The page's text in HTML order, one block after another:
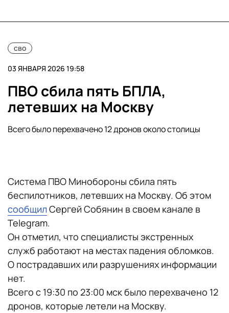
сво
03 ЯНВАРЯ 2026 19:58
ПВО сбила пять БПЛА,
летевших на Москву
Всего было перехвачено 12 дронов около столицы
Система ПВО Минобороны сбила пять
беспилотников, летевших на Москву. Об этом
сообщилСергей Собянин в своем канале в
Telegram.
Он отметил, что специалисты экстренных
служб работают на местах падения обломков.
О пострадавших или разрушениях информации
нет.
Всего с 19:30 по 23:00 мск было перехвачено 12
дронов, которые летели на Москву.